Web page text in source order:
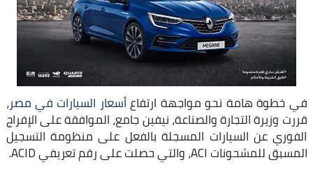
في خطوة هامة نحو مواجهة ارتفاعأسعار السيارات في مصر،
قررت وزيرة التجارة والصناعة، نيفين جامع، الموافقة على الإفراج
الفوري عن السيارات المسجلة بالفعل على منظومة التسجيل
المسبق للمشحونات ACI، والتي حصلت على رقم تعريفي ACID.